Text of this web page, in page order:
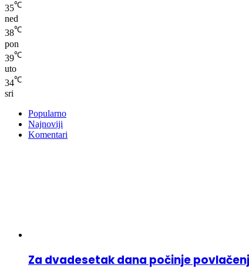
35℃
ned
38℃
pon
39℃
uto
34℃
sri
Popularno
Najnoviji
Komentari
Za dvadesetak dana počinje